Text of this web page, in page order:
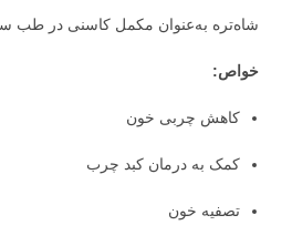
شاه‌تره به‌عنوان مکمل کاسنی در طب
خواص:
کاهش چربی خون
کمک به درمان کبد چرب
تصفیه خون